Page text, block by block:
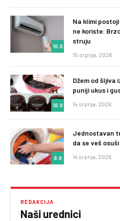
10.0
Na klimi
ne koriste:
struju
15 srpnja, 2026
10.0
Džem od šljiva
puniji ukus i
14 srpnja, 2026
9.9
Jednostavan
da se veš
14 srpnja, 2026
REDAKCIJA
Naši urednici